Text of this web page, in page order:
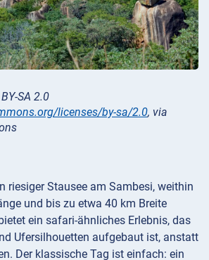
SA 2.0
licenses/by-sa/2.0, via
riesiger Stausee am Sambesi, weithin
und bis zu etwa 40 km Breite
ein safari-ähnliches Erlebnis, das
Ufersilhouetten aufgebaut ist, anstatt
Der klassische Tag ist einfach: ein